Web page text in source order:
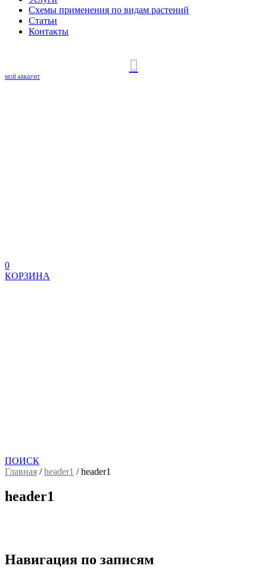
Схемы применения по видам растений
Статьи
Контакты
МОЙ АККАУНТ
0
КОРЗИНА
ПОИСК
Главная /header1 /header1
header1
Навигация по записям